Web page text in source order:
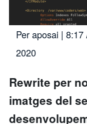
Peraposai | 8:17
2020
Rewrite per
imatges del